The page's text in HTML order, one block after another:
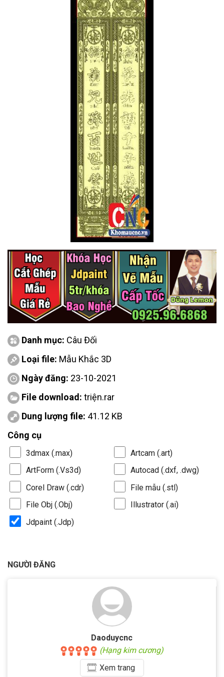
Danh mục: Câu Đối
Loại file: Mẫu Khắc 3D
Ngày đăng: 23-10-2021
File download: triện.rar
Dung lượng file: 41.12 KB
Công cụ
3dmax (.max)
Artcam (.art)
ArtForm (.Vs3d)
Autocad (.dxf, .dwg)
Corel Draw (.cdr)
File mẫu (.stl)
File Obj (.Obj)
Illustrator (.ai)
Jdpaint (.Jdp)
NGƯỜI ĐĂNG
Daoduycnc
(Hạng kim cương)
Xemtrang